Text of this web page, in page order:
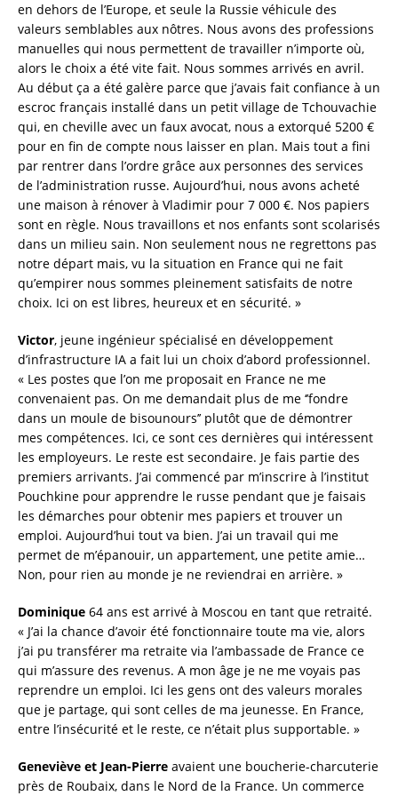
en dehors de l’Europe, et seule la Russie véhicule des
valeurs semblables aux nôtres. Nous avons des professions
manuelles qui nous permettent de travailler n’importe où,
alors le choix a été vite fait. Nous sommes arrivés en avril.
Au début ça a été galère parce que j’avais fait confiance à un
escroc français installé dans un petit village de Tchouvachie
qui, en cheville avec un faux avocat, nous a extorqué 5200 €
pour en fin de compte nous laisser en plan. Mais tout a fini
par rentrer dans l’ordre grâce aux personnes des services
de l’administration russe. Aujourd’hui, nous avons acheté
une maison à rénover à Vladimir pour 7 000 €. Nos papiers
sont en règle. Nous travaillons et nos enfants sont scolarisés
dans un milieu sain. Non seulement nous ne regrettons pas
notre départ mais, vu la situation en France qui ne fait
qu’empirer nous sommes pleinement satisfaits de notre
choix. Ici on est libres, heureux et en sécurité. »
Victor, jeune ingénieur spécialisé en développement
d’infrastructure IA a fait lui un choix d’abord professionnel.
« Les postes que l’on me proposait en France ne me
convenaient pas. On me demandait plus de me ‘’fondre
dans un moule de bisounours’’ plutôt que de démontrer
mes compétences. Ici, ce sont ces dernières qui intéressent
les employeurs. Le reste est secondaire. Je fais partie des
premiers arrivants. J’ai commencé par m’inscrire à l’institut
Pouchkine pour apprendre le russe pendant que je faisais
les démarches pour obtenir mes papiers et trouver un
emploi. Aujourd’hui tout va bien. J’ai un travail qui me
permet de m’épanouir, un appartement, une petite amie…
Non, pour rien au monde je ne reviendrai en arrière. »
Dominique 64 ans est arrivé à Moscou en tant que retraité.
« J’ai la chance d’avoir été fonctionnaire toute ma vie, alors
j’ai pu transférer ma retraite via l’ambassade de France ce
qui m’assure des revenus. A mon âge je ne me voyais pas
reprendre un emploi. Ici les gens ont des valeurs morales
que je partage, qui sont celles de ma jeunesse. En France,
entre l’insécurité et le reste, ce n’était plus supportable. »
Geneviève et Jean-Pierre avaient une boucherie-charcuterie
près de Roubaix, dans le Nord de la France. Un commerce